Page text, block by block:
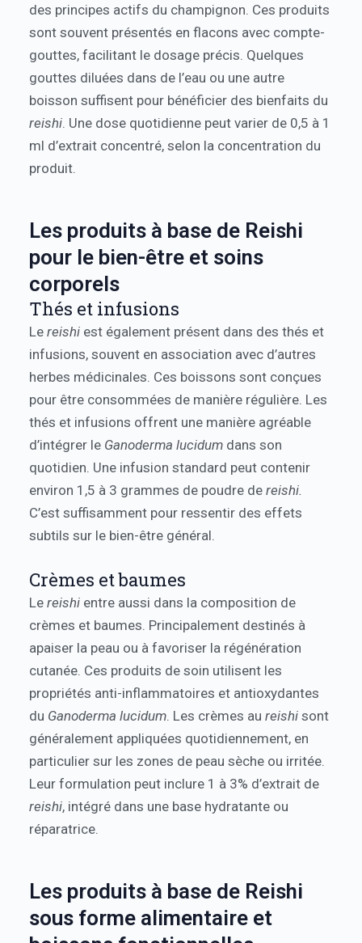
des principes actifs du champignon. Ces produits
sont souvent présentés en flacons avec compte-
gouttes, facilitant le dosage précis. Quelques
gouttes diluées dans de l’eau ou une autre
boisson suffisent pour bénéficier des bienfaits du
reishi. Une dose quotidienne peut varier de 0,5 à 1
ml d’extrait concentré, selon la concentration du
produit.
Les produits à base de Reishi
pour le bien-être et soins
corporels
Thés et infusions
Lereishi est également présent dans des thés et
infusions, souvent en association avec d’autres
herbes médicinales. Ces boissons sont conçues
pour être consommées de manière régulière. Les
thés et infusions offrent une manière agréable
d’intégrer le Ganoderma lucidum dans son
quotidien. Une infusion standard peut contenir
environ 1,5 à 3 grammes de poudre dereishi.
C’est suffisamment pour ressentir des effets
subtils sur le bien-être général.
Crèmes et baumes
Lereishi entre aussi dans la composition de
crèmes et baumes. Principalement destinés à
apaiser la peau ou à favoriser la régénération
cutanée. Ces produits de soin utilisent les
propriétés anti-inflammatoires et antioxydantes
du Ganoderma lucidum. Les crèmes aureishi sont
généralement appliquées quotidiennement, en
particulier sur les zones de peau sèche ou irritée.
Leur formulation peut inclure 1 à 3% d’extrait de
reishi, intégré dans une base hydratante ou
réparatrice.
Les produits à base de Reishi
sous forme alimentaire et